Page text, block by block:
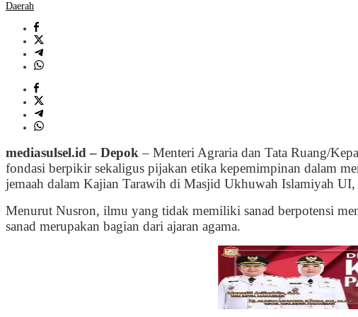
Daerah
mediasulsel.id – Depok – Menteri Agraria dan Tata Ruang/
fondasi berpikir sekaligus pijakan etika kepemimpinan dalam
jemaah dalam Kajian Tarawih di Masjid Ukhuwah Islamiyah
Menurut Nusron, ilmu yang tidak memiliki sanad berpotensi
sanad merupakan bagian dari ajaran agama.